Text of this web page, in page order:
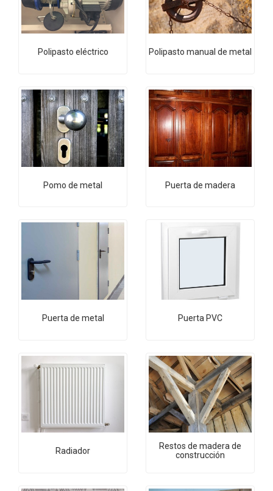
Polipasto eléctrico Polipasto manual de metal
Pomo de metal Puerta de madera
Puerta de metal Puerta PVC
Radiador
Restos de madera de
construcción